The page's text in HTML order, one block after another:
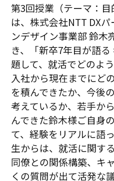
第3回授業（テーマ：
は、株式会社NTT DX
ンデザイン事業部 鈴木
き、「新卒7年目が語
題して、就活でどのよ
入社から現在までにど
を積んできたか、今後
考えているか、若手か
んできた鈴木様ご自身
て、経験をリアルに語
生からは、就活に関す
同僚との関係構築、キ
くの質問が出て活発な